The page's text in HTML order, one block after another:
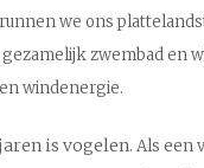
we ons
zwembad en
windenergie.
is vogelen. Als een